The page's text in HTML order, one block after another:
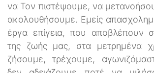
να Τον πιστέψουμε, να
ακολουθήσουμε. Εμείς
έργα επίγεια, που αποβλέπουν
της ζωής μας, στα μετρημένα
ζήσουμε, τρέχουμε,